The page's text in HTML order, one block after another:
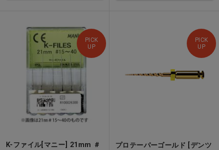
PICK
UP
K-ファイル[マニー] 21mm ＃
PICK
UP
プロテーパーゴールド [デンツ